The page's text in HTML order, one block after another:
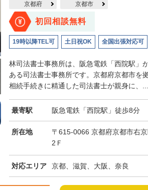
京都府 京都市
初回相談無料
19時以降TEL可 土日祝OK 全国出張対応可
林司法書士事務所は、阪急電鉄「西院駅」
ある司法書士事務所です。京都府京都市を
相続手続きに精通した司法書士が親身に、...
最寄駅 阪急電鉄「西院駅」徒歩8分
所在地
〒615-0066 京都府京都市右
2Ｆ
対応エリア 京都、滋賀、大阪、奈良